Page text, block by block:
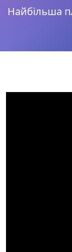
Найбільша